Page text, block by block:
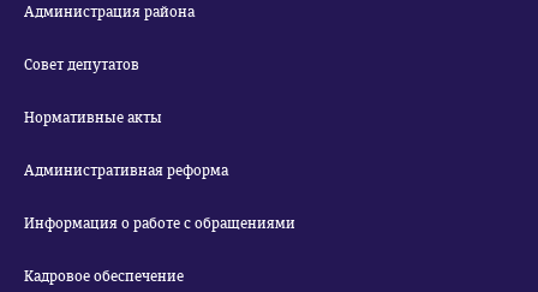
Администрация района
Совет депутатов
Нормативные акты
Административная реформа
Информация о работе с обращениями
Кадровое обеспечение